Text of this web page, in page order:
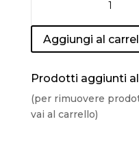
Aggiungi al
Prodotti aggiunti
(per rimuovere
vai al carrello)